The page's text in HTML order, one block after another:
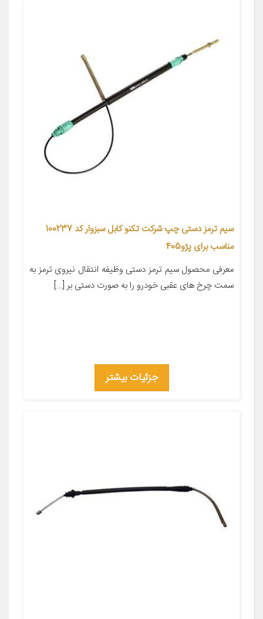
سیم ترمز دستی چپ شرکت تکنو کابل سبزوار کد 100237
مناسب برای پژو405
معرفی محصول سیم ترمز دستی وظیفه انتقال نیروی ترمز به
سمت چرخ های عقبی خودرو را به صورت دستی بر […]
جزئیات بیشتر